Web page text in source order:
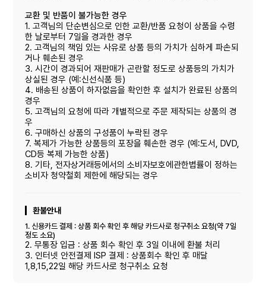
교환 및 반품이 불가능한 경우
1. 고객님의 단순변심으로 인한 교환/반품 요청이 상품을 수령
한 날로부터 7일을 경과한 경우
2. 고객님의 책임 있는 사유로 상품 등의 가치가 심하게 파손되
거나 훼손된 경우
3. 시간이 경과되어 재판매가 곤란할 정도로 상품등의 가치가
상실된 경우 (예:신선식품 등)
4. 배송된 상품이 하자없음을 확인한 후 설치가 완료된 상품의
경우
5. 고객님의 요청에 따라 개별적으로 주문 제작되는 상품의 경
우
6. 구매하신 상품의 구성품이 누락된 경우
7. 복제가 가능한 상품등의 포장을 훼손한 경우 (예:도서, DVD,
CD등 복제 가능한 상품)
8. 기타, 전자상거래등에서의 소비자보호에관한볍률이 정하는
소비자 청약철회 제한에 해당되는 경우
환불안내
1. 신용카드 결제 : 상품 회수 확인 후 해당 카드사로 청구취소 요청(약 7일
정도 소요)
2. 무통장 입금 : 상품 회수 확인 후 3일 이내에 환불 처리
3. 인터넷 안전결제 ISP 결제 : 상품회수 확인 후 매달
1,8,15,22일 해당 카드사로 청구취소 요청